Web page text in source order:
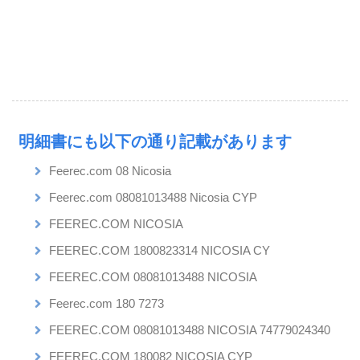
明細書にも以下の通り記載があります
Feerec.com 08 Nicosia
Feerec.com 08081013488 Nicosia CYP
FEEREC.COM NICOSIA
FEEREC.COM 1800823314 NICOSIA CY
FEEREC.COM 08081013488 NICOSIA
Feerec.com 180 7273
FEEREC.COM 08081013488 NICOSIA 74779024340
FEEREC.COM 180082 NICOSIA CYP